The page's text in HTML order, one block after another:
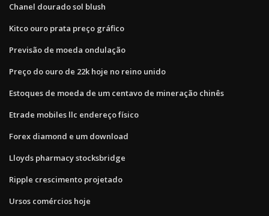
Chanel dourado sol blush
Kitco ouro prata preço gráfico
Previsão de moeda ondulação
Preço do ouro de 22k hoje no reino unido
Estoques de moeda de um centavo de mineração chinês
Etrade mobiles llc endereço físico
Forex diamond e um download
Lloyds pharmacy stocksbridge
Ripple crescimento projetado
Ursos comércios hoje